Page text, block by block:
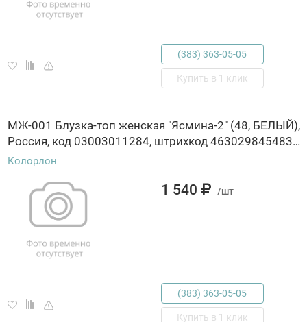
(383) 363-05-05
Купить в 1 клик
МЖ-001 Блузка-топ женская "Ясмина-2" (48, БЕЛЫЙ),
Россия, код 03003011284, штрихкод 463029845483, артикул МЖ-001
Колорлон
1 540 /шт
(383) 363-05-05
Купить в 1 клик